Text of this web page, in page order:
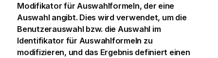
Modifikator für Auswahlformeln, der eine
Auswahl angibt. Dies wird verwendet, um die
Benutzerauswahl bzw. die Auswahl im
Identifikator für Auswahlformeln zu
modifizieren, und das Ergebnis definiert einen